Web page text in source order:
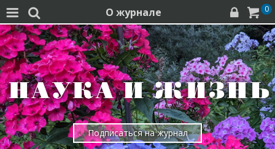
  О журнале   0
Подписаться на журнал